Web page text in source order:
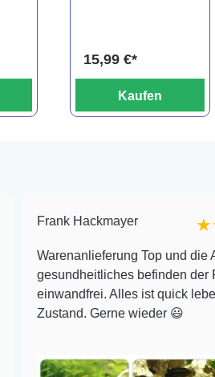
15,99 €*
Kaufen
Hackmayer ★★★★
Top und die Auswahl
befinden der Fische
Alles ist quick lebendig und
Gerne wieder 😃